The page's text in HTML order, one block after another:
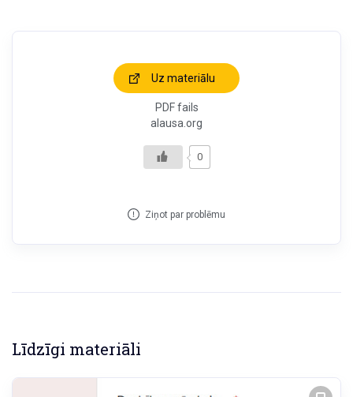
Uz materiālu
PDF fails
alausa.org
0
Ziņot par problēmu
Līdzīgi materiāli